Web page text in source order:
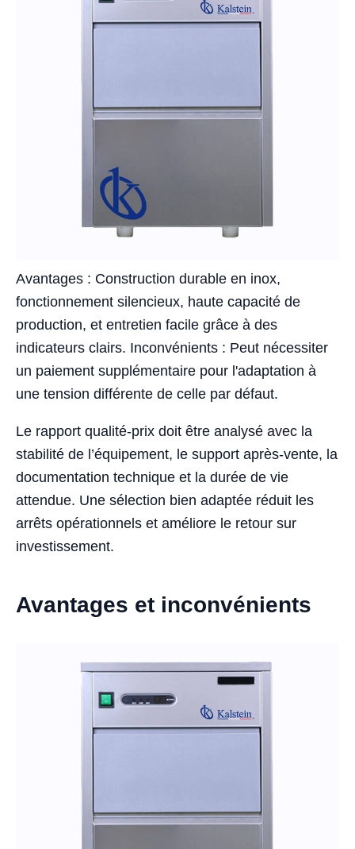
Avantages : Construction durable en inox,
fonctionnement silencieux, haute capacité de
production, et entretien facile grâce à des
indicateurs clairs. Inconvénients : Peut nécessiter
un paiement supplémentaire pour l'adaptation à
une tension différente de celle par défaut.
Le rapport qualité-prix doit être analysé avec la
stabilité de l’équipement, le support après-vente, la
documentation technique et la durée de vie
attendue. Une sélection bien adaptée réduit les
arrêts opérationnels et améliore le retour sur
investissement.
Avantages et inconvénients